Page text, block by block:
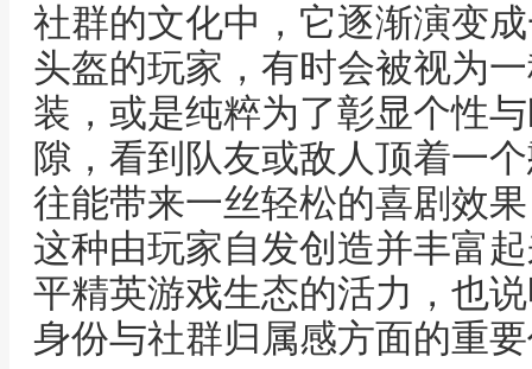
社群的文化中，它逐渐演变
头盔的玩家，有时会被视为
装，或是纯粹为了彰显个性
隙，看到队友或敌人顶着一
往能带来一丝轻松的喜剧效
这种由玩家自发创造并丰富
平精英游戏生态的活力，也
身份与社群归属感方面的重